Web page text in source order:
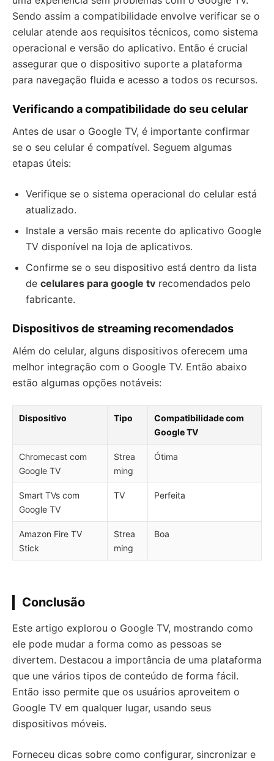
Sendo assim a compatibilidade envolve verificar se o
celular atende aos requisitos técnicos, como sistema
operacional e versão do aplicativo. Então é crucial
assegurar que o dispositivo suporte a plataforma
para navegação fluida e acesso a todos os recursos.
Verificando a compatibilidade do seu celular
Antes de usar o Google TV, é importante confirmar
se o seu celular é compatível. Seguem algumas
etapas úteis:
Verifique se o sistema operacional do celular está
atualizado.
Instale a versão mais recente do aplicativo Google
TV disponível na loja de aplicativos.
Confirme se o seu dispositivo está dentro da lista
de celulares para google tv recomendados pelo
fabricante.
Dispositivos de streaming recomendados
Além do celular, alguns dispositivos oferecem uma
melhor integração com o Google TV. Então abaixo
estão algumas opções notáveis:
Dispositivo Tipo
Compatibilidade com
Google TV
Chromecast com
Google TV
Strea
ming
Ótima
Smart TVs com
Google TV
TV Perfeita
Amazon Fire TV
Stick
Strea
ming
Boa
Conclusão
Este artigo explorou o Google TV, mostrando como
ele pode mudar a forma como as pessoas se
divertem. Destacou a importância de uma plataforma
que une vários tipos de conteúdo de forma fácil.
Então isso permite que os usuários aproveitem o
Google TV em qualquer lugar, usando seus
dispositivos móveis.
Forneceu dicas sobre como configurar, sincronizar e